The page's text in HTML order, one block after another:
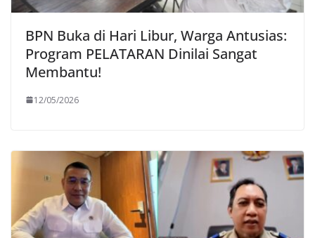
BPN Buka di Hari Libur, Warga Antusias:
Program PELATARAN Dinilai Sangat
Membantu!
12/05/2026